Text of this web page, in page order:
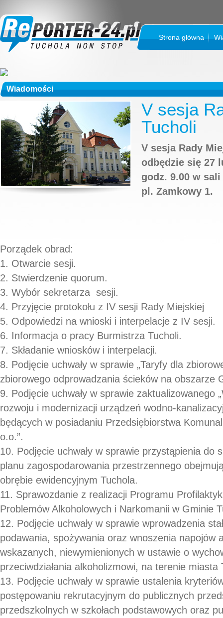
Strona główna
Wiadomości
V sesja
Tucholi
V sesja Rady
odbędzie się 27
godz. 9.00 w
pl. Zamkowy 1.
Porządek obrad:
1. Otwarcie sesji.
2. Stwierdzenie quorum.
3. Wybór sekretarza sesji.
4. Przyjęcie protokołu z IV sesji Rady Miejskiej
5. Odpowiedzi na wnioski i interpelacje z IV sesji.
6. Informacja o pracy Burmistrza Tucholi.
7. Składanie wniosków i interpelacji.
8. Podjęcie uchwały w sprawie „Taryfy dla
zbiorowego odprowadzania ścieków na obszarze
9. Podjęcie uchwały w sprawie zaktualizowanego
rozwoju i modernizacji urządzeń wodno-
będących w posiadaniu Przedsiębiorstwa
o.o.”.
10. Podjęcie uchwały w sprawie przystąpienia do
planu zagospodarowania przestrzennego
obrębie ewidencyjnym Tuchola.
11. Sprawozdanie z realizacji Programu
Problemów Alkoholowych i Narkomanii w Gminie
12. Podjęcie uchwały w sprawie wprowadzenia
podawania, spożywania oraz wnoszenia napojów
wskazanych, niewymienionych w ustawie o
przeciwdziałania alkoholizmowi, na terenie miasta
13. Podjęcie uchwały w sprawie ustalenia
postępowaniu rekrutacyjnym do publicznych
przedszkolnych w szkołach podstawowych oraz